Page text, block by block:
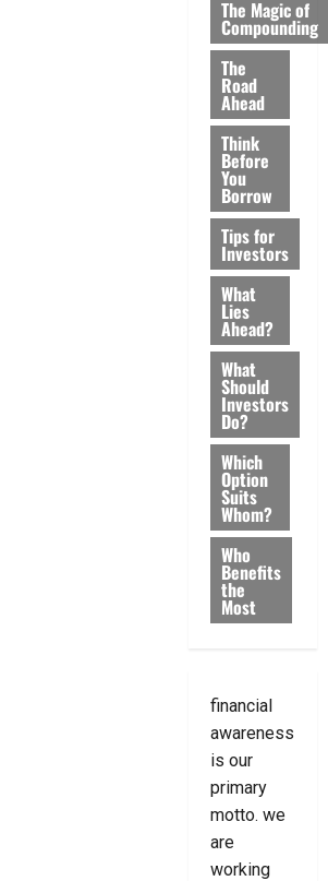
The Magic of
Compounding
The
Road
Ahead
Think
Before
You
Borrow
Tips for
Investors
What
Lies
Ahead?
What
Should
Investors
Do?
Which
Option
Suits
Whom?
Who
Benefits
the
Most
financial
awareness
is our
primary
motto. we
are
working